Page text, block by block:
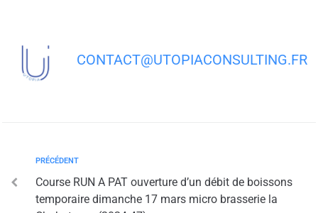
CONTACT@UTOPIACONSULTING.FR
PRÉCÉDENT
Course RUN A PAT ouverture d’un débit de boissons
temporaire dimanche 17 mars micro brasserie la